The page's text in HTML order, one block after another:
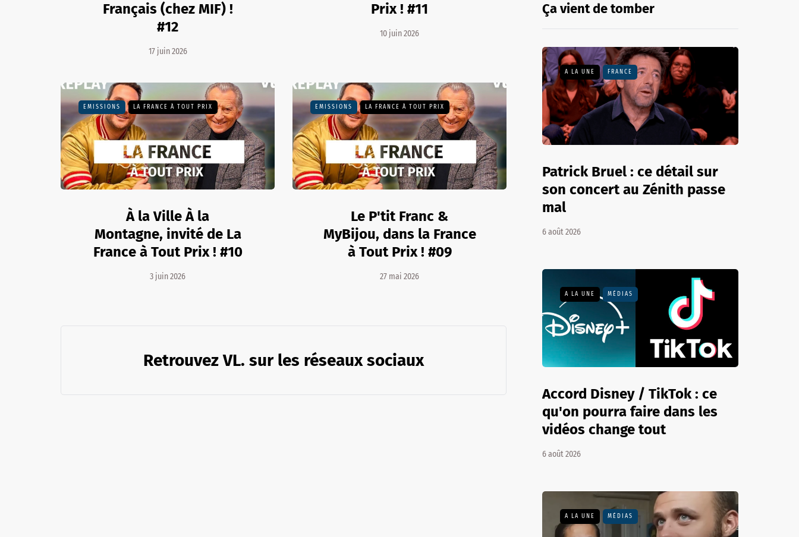
Français (chez MIF) !
#12
17 juin 2026
Prix ! #11
10 juin 2026
EMISSIONS LA FRANCE À TOUT PRIX
À la Ville À la
Montagne, invité de La
France à Tout Prix ! #10
3 juin 2026
EMISSIONS LA FRANCE À TOUT PRIX
Le P'tit Franc &
MyBijou, dans la France
à Tout Prix ! #09
27 mai 2026
Retrouvez VL. sur les réseaux sociaux
Ça vient de tomber
A LA UNE FRANCE
Patrick Bruel : ce détail sur
son concert au Zénith passe
mal
6 août 2026
A LA UNE MÉDIAS
Accord Disney / TikTok : ce
qu'on pourra faire dans les
vidéos change tout
6 août 2026
A LA UNE MÉDIAS